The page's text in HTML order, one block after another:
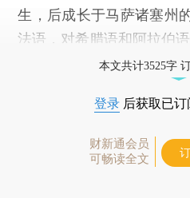
生，后成长于马萨诸塞州
法语，对希腊语和阿拉伯语
本文共计3525字
登录 后获取已
财新通会员
可畅读全文